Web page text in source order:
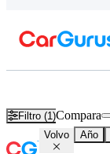
Filtro (1)Compara
Volvo Año